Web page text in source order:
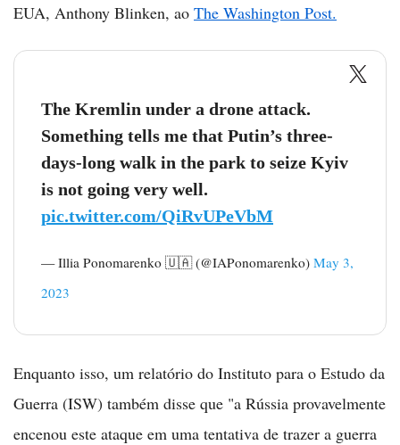
EUA, Anthony Blinken, ao The Washington Post.
The Kremlin under a drone attack.
Something tells me that Putin’s three-
days-long walk in the park to seize Kyiv
is not going very well.
pic.twitter.com/QiRvUPeVbM
— Illia Ponomarenko 🇺🇦 (@IAPonomarenko) May 3,
2023
Enquanto isso, um relatório do Instituto para o Estudo da
Guerra (ISW) também disse que "a Rússia provavelmente
encenou este ataque em uma tentativa de trazer a guerra